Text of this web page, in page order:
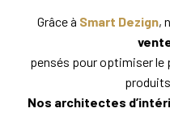
Grâce à Smart Dezign,
pensés pour optimiser le
Nos architectes